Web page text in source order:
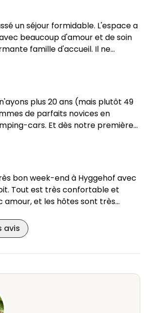
un séjour formidable. L'espace a
beaucoup d'amour et de soin
famille d'accueil. Il ne
sur place les produits
première nécessité. On y trouve
mais aussi du fromage, de la
etc., le tout à un prix très
plus, on nous a plusieurs fois
gâteaux frais. Juste à côté, il y a
plus 20 ans (mais plutôt 49
de parfaits novices en
cars. Et dès notre première
n'est pas qu'un mot, c'est
avons été chaleureusement
nous sommes sentis en de
nous avions l'impression que
pour chaque éventualité. De plus,
belles et confortables. Et c'est le
et Martina.
bon week-end à Hyggehof avec
Tout est très confortable et
amour, et les hôtes sont très
avis